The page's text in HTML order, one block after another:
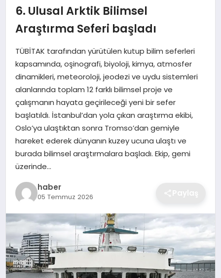
BILIM & TEKNOLOJI
EĞITIM
GÜNDEM
SPOR
EKONOMI
MAGAZIN
OTOMOBIL
TEKNOLOJI
6. Ulusal Arktik Bilimsel
Araştırma Seferi başladı
TÜBİTAK tarafından yürütülen kutup bilim seferleri
kapsamında, oşinografi, biyoloji, kimya, atmosfer
dinamikleri, meteoroloji, jeodezi ve uydu sistemleri
alanlarında toplam 12 farklı bilimsel proje ve
çalışmanın hayata geçirileceği yeni bir sefer
başlatıldı. İstanbul’dan yola çıkan araştırma ekibi,
Oslo’ya ulaştıktan sonra Tromso’dan gemiyle
hareket ederek dünyanın kuzey ucuna ulaştı ve
burada bilimsel araştırmalara başladı. Ekip, gemi
üzerinde…
haber
05 Temmuz 2026